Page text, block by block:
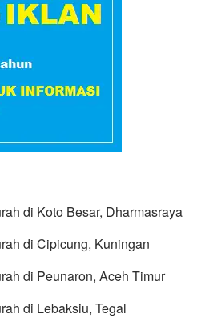
di Koto Besar, Dharmasraya
di Cipicung, Kuningan
di Peunaron, Aceh Timur
di Lebaksiu, Tegal